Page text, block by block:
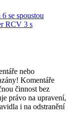
se spoustou
RCV 3 s
nebo
Komentáře
činnost bez
právo na upravení,
i na odstranění